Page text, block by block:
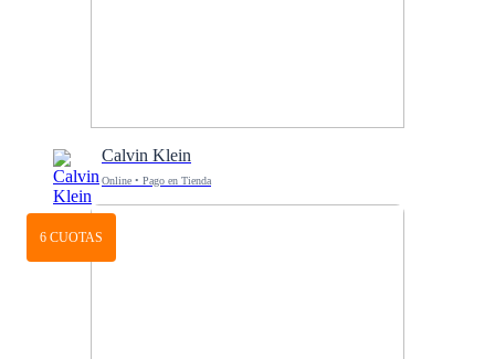
Calvin Klein
Online • Pago en Tienda
6 CUOTAS